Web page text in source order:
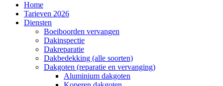
Home
Tarieven 2026
Diensten
Boeiboorden vervangen
Dakinspectie
Dakreparatie
Dakbedekking (alle soorten)
Dakgoten (reparatie en vervanging)
Aluminium dakgoten